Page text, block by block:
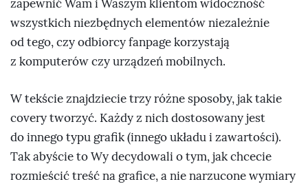
zapewnić Wam i Waszym klientom widoczność
wszystkich niezbędnych elementów niezależnie
od tego, czy odbiorcy fanpage korzystają
z komputerów czy urządzeń mobilnych.
W tekście znajdziecie trzy różne sposoby, jak takie
covery tworzyć. Każdy z nich dostosowany jest
do innego typu grafik (innego układu i zawartości).
Tak abyście to Wy decydowali o tym, jak chcecie
rozmieścić treść na grafice, a nie narzucone wymiary